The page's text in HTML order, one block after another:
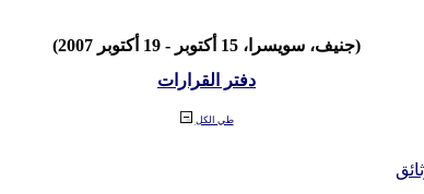
(جنيف، سويسرا، 15 أكتوبر - 19 أكتوبر 2007)
دفتر القرارات
طي الكل